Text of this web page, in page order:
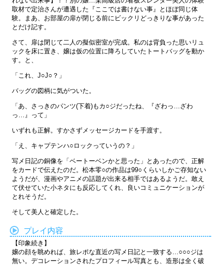
取材で定治さんが遭遇した『ここでは書けない事』とほぼ同じ体
験。まあ、お部屋の扉が閉じる前にビックリどっきりな事があった
とだけ記す。
さて、扉は閉じて二人の擬似密室が完成。私のは背負った思いリュ
ックを床に置き、嬢は仮の位置に降ろしていたトートバッグを動か
す。と、
「これ、J○J○？」
バッグの図柄に気がついた。
「あ、さっきのパンツ(下着)もカ○ジだったね、『ざわっ…ざわ
っ…』って」
いずれも正解。すかさずメッセージカードを手渡す。
「え、キャプテンハ○ロックっていうの？」
写メ日記の銅像を「ベートーベンかと思った」とあったので、正解
をカードで伝えたのだ。松本零○の作品は99○くらいしかご存知ない
ようだが、漫画やアニメの話題が出来る相手ではあるようだ。敢え
て伏せていた小ネタにも反応してくれ、良いコミュニケーションが
とれそうだ。
そして美人と確定した。
プレイ内容
【印象続き】
嬢の顔を眺めれば、旅レポな直近の写メ日記と一致する…○○○ジは
無い。デコレーションされたプロフィール写真とも、造形は全く破